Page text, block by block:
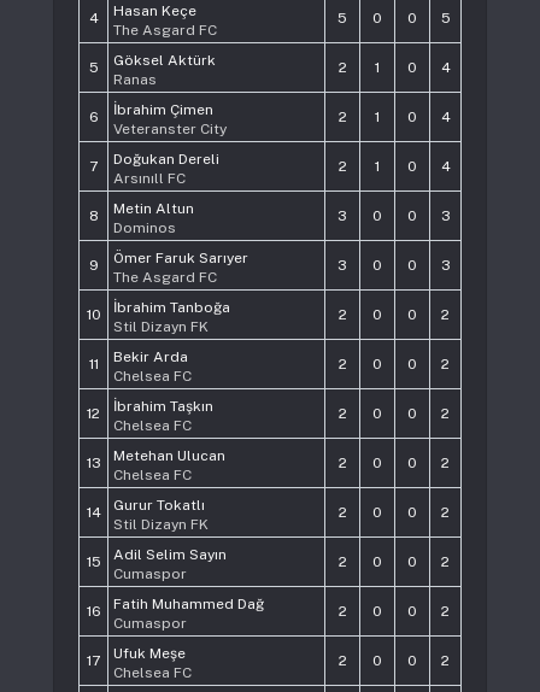
4
Hasan Keçe
The Asgard FC
5 0 0 5
5
Göksel Aktürk
Ranas
2 1 0 4
6
İbrahim Çimen
Veteranster City
2 1 0 4
7
Doğukan Dereli
Arsınıll FC
2 1 0 4
8
Metin Altun
Dominos
3 0 0 3
9
Ömer Faruk Sarıyer
The Asgard FC
3 0 0 3
10
İbrahim Tanboğa
Stil Dizayn FK
2 0 0 2
11
Bekir Arda
Chelsea FC
2 0 0 2
12
İbrahim Taşkın
Chelsea FC
2 0 0 2
13
Metehan Ulucan
Chelsea FC
2 0 0 2
14
Gurur Tokatlı
Stil Dizayn FK
2 0 0 2
15
Adil Selim Sayın
Cumaspor
2 0 0 2
16
Fatih Muhammed Dağ
Cumaspor
2 0 0 2
17
Ufuk Meşe
Chelsea FC
2 0 0 2